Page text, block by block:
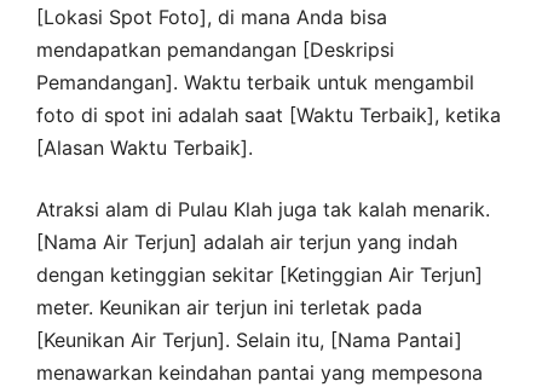
[Lokasi Spot Foto], di mana Anda bisa
mendapatkan pemandangan [Deskripsi
Pemandangan]. Waktu terbaik untuk mengambil
foto di spot ini adalah saat [Waktu Terbaik], ketika
[Alasan Waktu Terbaik].
Atraksi alam di Pulau Klah juga tak kalah menarik.
[Nama Air Terjun] adalah air terjun yang indah
dengan ketinggian sekitar [Ketinggian Air Terjun]
meter. Keunikan air terjun ini terletak pada
[Keunikan Air Terjun]. Selain itu, [Nama Pantai]
menawarkan keindahan pantai yang mempesona